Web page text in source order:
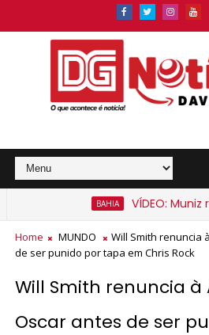
VÍDEO: Muniz
Home MUNDO
Will Smith renuncia
de ser punido por tapa em Chris Rock
Will Smith renuncia
Oscar antes de ser